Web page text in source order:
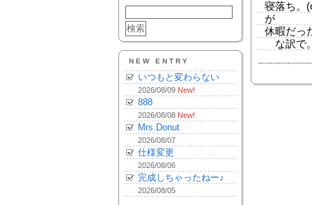
NEW ENTRY
いつもと変わらない
2026/08/09 New!
888
2026/08/08 New!
Mrs.Donut
2026/08/07
仕様変更
2026/08/06
完成しちゃったねー♪
2026/08/05
寝落ち。
が
休暇だっ
な訳で